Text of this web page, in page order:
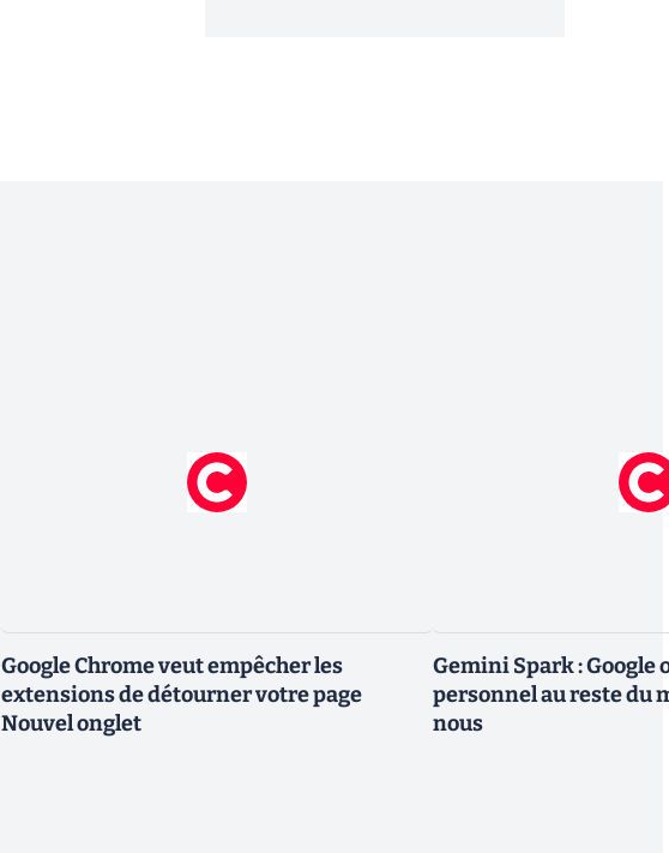
Google Chrome veut empêcher les
extensions de détourner votre page
Nouvel onglet
Gemini Spark : Google
personnel au reste du
nous